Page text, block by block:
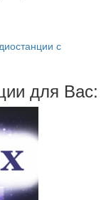
с
для Вас: